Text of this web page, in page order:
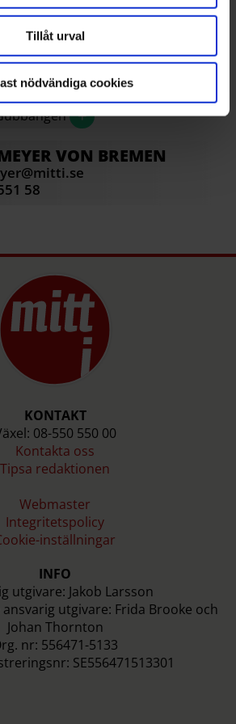
Tillåt urval
nödvändiga cookies
ditt område –
Mitt i:s nyhetsbrev
+
VON BREMEN
58
KONTAKT
08-550 550 00
Kontakta oss
Tipsa redaktionen
Webmaster
Integritetspolicy
inställningar
INFO
utgivare: Jakob Larsson
utgivare: Frida Brooke och
Johan Thornton
nr: 556471-5133
SE556471513301